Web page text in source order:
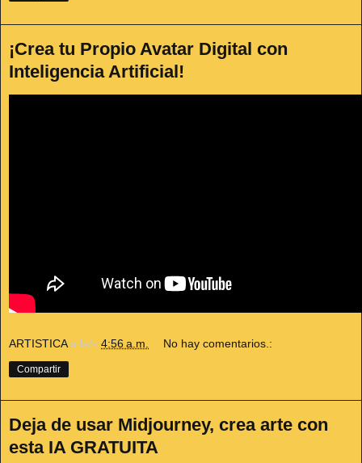
¡Crea tu Propio Avatar Digital con
Inteligencia Artificial!
ARTISTICA a la/s 4:56 a.m. No hay comentarios.:
Compartir
Deja de usar Midjourney, crea arte con
esta IA GRATUITA